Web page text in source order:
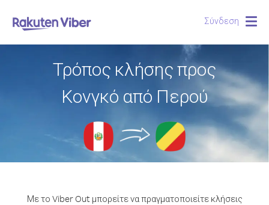
Σύνδεση
Τρόπος κλήσης προς
Κονγκό από Περού
Με το Viber Out μπορείτε να πραγματοποιείτε κλήσεις